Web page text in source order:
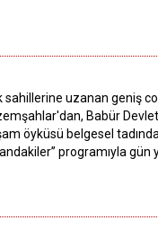
uzanan geniş
Babür
öyküsü belgesel
programıyla